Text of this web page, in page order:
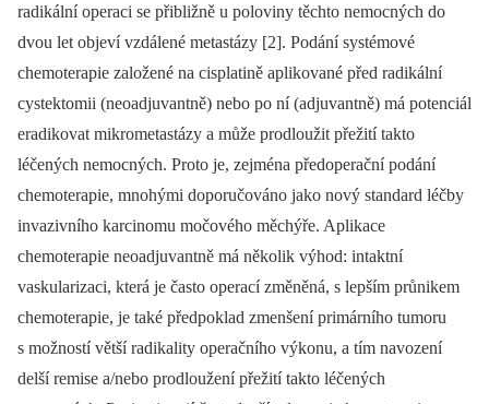
radikální operaci se přibližně u poloviny těchto nemocných do
dvou let objeví vzdálené metastázy [2]. Podání systémové
chemoterapie založené na cispla­tině aplikované před radikální
cystektomii (neoadjuvantně) nebo po ní (adjuvantně) má potenciál
eradikovat mikrometastázy a může prodloužit přežití takto
léčených nemocných. Proto je, zejména předope­rační podání
chemoterapie, mnohými do­po­ručováno jako nový standard léčby
invazivního karcinomu močového mě­chýře. Aplikace
chemoterapie neoadjuvantně má několik výhod: intaktní
vaskularizaci, která je často operací změněná, s lepším průnikem
chemoterapie, je také předpo­klad zmenšení primárního tumoru
s mož­ností větší radikality operačního výkonu, a tím navození
delší remise a/nebo pro­dloužení přežití takto léčených